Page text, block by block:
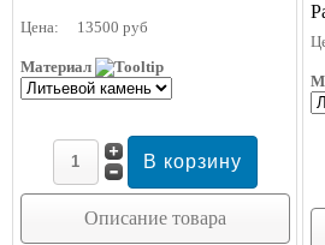
Цена: 13500 руб
Материал
Описание товара